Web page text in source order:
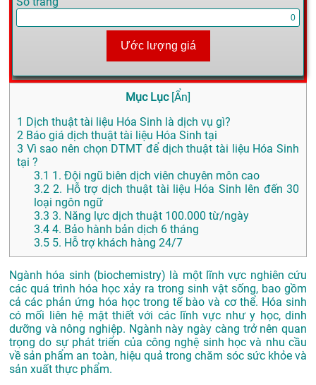
Ước lượng giá
Mục Lục [Ẩn]
1 Dịch thuật tài liệu Hóa Sinh là dịch vụ gì?
2 Báo giá dịch thuật tài liệu Hóa Sinh tại
3 Vì sao nên chọn DTMT để dịch thuật tài liệu Hóa Sinh
tại ?
3.1 1. Đội ngũ biên dịch viên chuyên môn cao
3.2 2. Hỗ trợ dịch thuật tài liệu Hóa Sinh lên đến 30
loại ngôn ngữ
3.3 3. Năng lực dịch thuật 100.000 từ/ngày
3.4 4. Bảo hành bản dịch 6 tháng
3.5 5. Hỗ trợ khách hàng 24/7
Ngành hóa sinh (biochemistry) là một lĩnh vực nghiên cứu
các quá trình hóa học xảy ra trong sinh vật sống, bao gồm
cả các phản ứng hóa học trong tế bào và cơ thể. Hóa sinh
có mối liên hệ mật thiết với các lĩnh vực như y học, dinh
dưỡng và nông nghiệp. Ngành này ngày càng trở nên quan
trọng do sự phát triển của công nghệ sinh học và nhu cầu
về sản phẩm an toàn, hiệu quả trong chăm sóc sức khỏe và
sản xuất thực phẩm.